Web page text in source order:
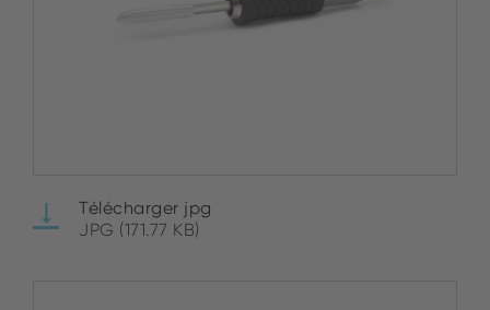
Télécharger jpg
JPG (171.77 KB)